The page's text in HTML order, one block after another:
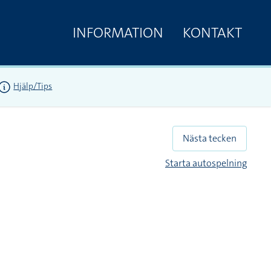
INFORMATION KONTAKT
Hjälp/Tips
Nästa tecken
Starta autospelning